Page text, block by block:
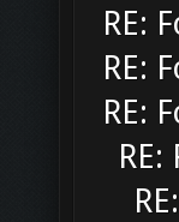
RE:
RE:
RE: